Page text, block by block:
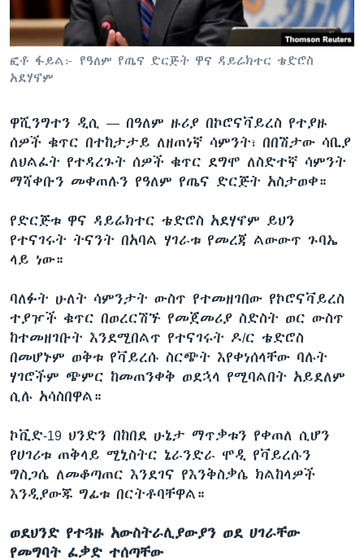
ቋንቋዎች
ፎቶ ፋይል፦ የዓለም የጤና ድርጅት ዋና ዳይሬክተር ቴድሮስ
አደሃኖም
ዋሺንግተን ዲሲ — በዓለም ዙሪያ በኮሮናቫይረስ የተያዙ
ሰዎች ቁጥር በተከታታይ ለዘጠነኛ ሳምንት፣ በበሽታው ሳቢያ
ለህልፈት የተዳረጉት ሰዎች ቁጥር ደግሞ ለስድተኛ ሳምንት
ማሻቀቡን መቀጠሉን የዓለም የጤና ድርጅት አስታወቀ።
የድርጅቱ ዋና ዳይሬክተር ቴድሮስ አደሃኖም ይህን
የተናገሩት ትናንት በአባል ሃገራቱ የመረጃ ልውውጥ ጉባኤ
ላይ ነው።
ባለፉት ሁለት ሳምንታት ውስጥ የተመዘገበው የኮሮናቫይረስ
ተያዦች ቁጥር በወረርሽኙ የመጀመሪያ ስድስት ወር ውስጥ
ከተመዘገቡት እንደሚበልጥ የተናገሩት ዶ/ር ቴድሮስ
በመሆኑም ወቅቱ የቫይረሱ ስርጭት እየቀነሰላቸው ባሉት
ሃገሮችም ጭምር ከመጠንቀቅ ወደኋላ የሚባልበት አይደለም
ሲሉ አሳስበዋል።
ኮቪድ-19 ህንድን በከበደ ሁኔታ ማጥቃቱን የቀጠለ ሲሆን
የሀገሪቱ ጠቅላይ ሚኒስትር ኔራንድራ ሞዲ የቫይረሱን
ግስጋሴ ለመቆጣጠር እንደገና የእንቅስቃሴ ክልከላዎች
እንዲያውጁ ግፊቱ በርትቶባቸዋል።
ወደህንድ የተጓዙ አውስትራሊያውያን ወደ ሀገራቸው
የመግባት ፈቃድ ተሰጣቸው